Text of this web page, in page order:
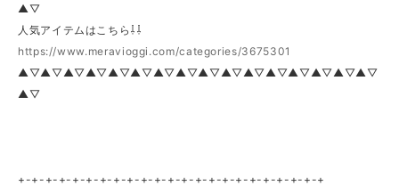
▲▽
人気アイテムはこちら⇩⇩
https://www.meravioggi.com/categories/3675301
▲▽▲▽▲▽▲▽▲▽▲▽▲▽▲▽▲▽▲▽▲▽▲▽▲▽▲▽▲▽▲▽
▲▽
+-+-+-+-+-+-+-+-+-+-+-+-+-+-+-+-+-+-+-+-+-+-+